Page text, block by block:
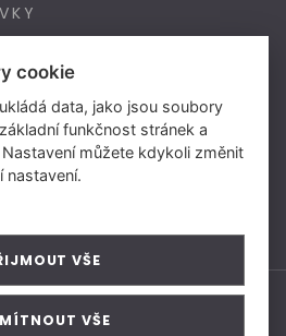
(CZ)
(SK)
& Michl
cookie
data, jako jsou soubory
funkčnost stránek a
můžete kdykoli změnit
nastavení.
VŠE
VŠE